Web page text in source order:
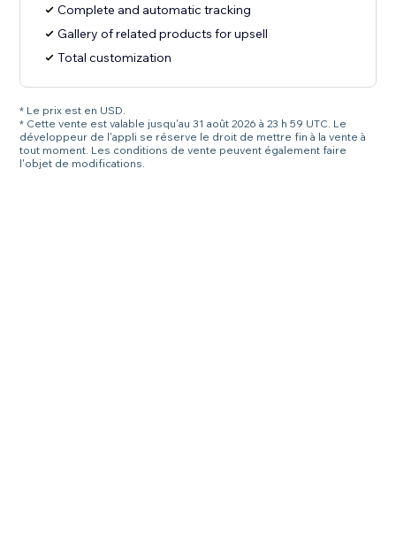
Complete and automatic tracking
Gallery of related products for upsell
Total customization
* Le prix est en USD.
* Cette vente est valable jusqu'au 31 août 2026 à 23 h 59 UTC. Le
développeur de l'appli se réserve le droit de mettre fin à la vente à
tout moment. Les conditions de vente peuvent également faire
l'objet de modifications.